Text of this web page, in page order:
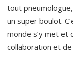
tout
un super boulot.
monde s’y met et
collaboration et